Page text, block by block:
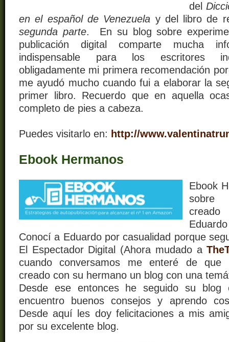
del
en el español de Venezuela y del libro de
segunda parte. En su blog sobre
publicación digital comparte mucha
indispensable para los escritores
obligadamente mi primera recomendación
me ayudó mucho cuando fui a elaborar la
primer libro. Recuerdo que en aquella
completo de pies a cabeza.
Puedes visitarlo en: http://
Ebook Hermanos
Ebook
sobre
creado
Conocí a Eduardo por casualidad porque
El Espectador Digital (Ahora mudado a
cuando conversamos me enteré de que
creado con su hermano un blog con una
Desde ese entonces he seguido su blog
encuentro buenos consejos y aprendo
Desde aquí les doy felicitaciones a mis
por su excelente blog.